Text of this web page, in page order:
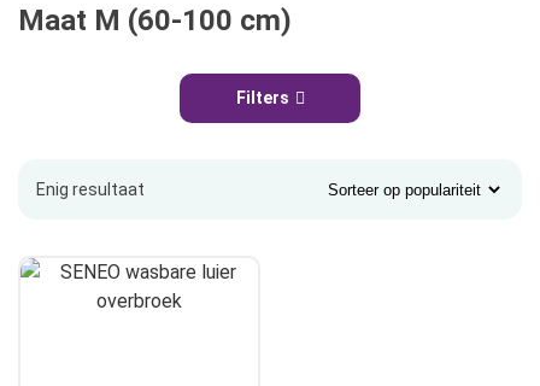
Koopjes
Maat M (60-100 cm)
Filters
Enig resultaat